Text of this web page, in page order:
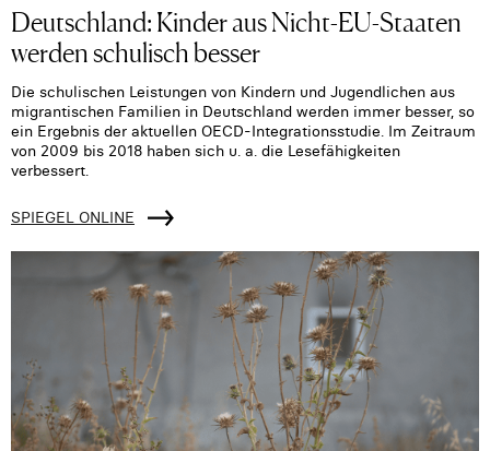
Deutschland: Kinder aus Nicht-EU-Staaten
werden schulisch besser
Die schulischen Leistungen von Kindern und Jugendlichen aus
migrantischen Familien in Deutschland werden immer besser, so
ein Ergebnis der aktuellen OECD-Integrationsstudie. Im Zeitraum
von 2009 bis 2018 haben sich u. a. die Lesefähigkeiten
verbessert.
SPIEGEL ONLINE